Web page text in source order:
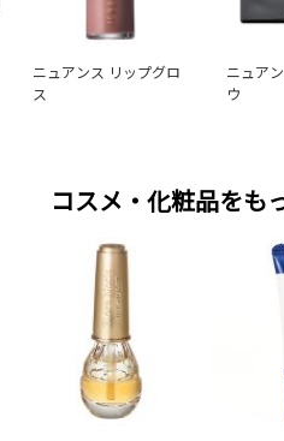
ニュアンス リップグロ
ス
ニュア
ウ
コスメ・化粧品をも